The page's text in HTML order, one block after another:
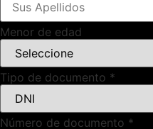
Menor de edad
Tipo de documento *
Número de documento *